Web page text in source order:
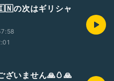
の次はギリシャ
ざいません🙏🥚🙏